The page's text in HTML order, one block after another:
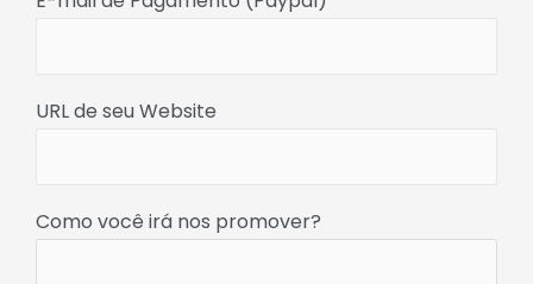
URL de seu Website
Como você irá nos promover?